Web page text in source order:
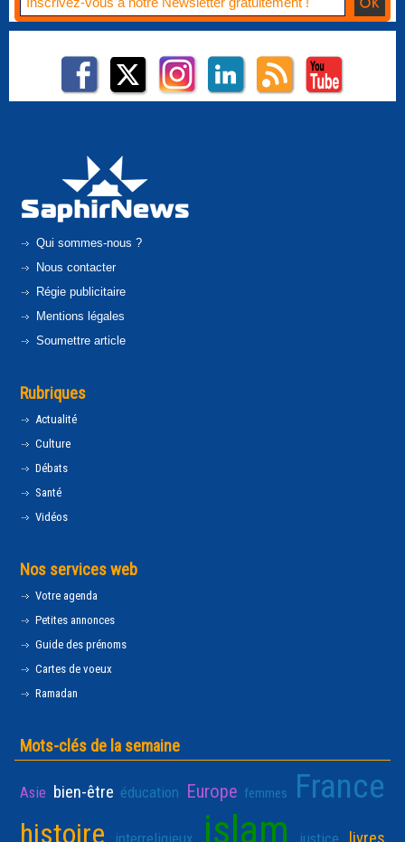
Qui sommes-nous ?
Nous contacter
Régie publicitaire
Mentions légales
Soumettre article
Rubriques
Actualité
Culture
Débats
Santé
Vidéos
Nos services web
Votre agenda
Petites annonces
Guide des prénoms
Cartes de voeux
Ramadan
Mots-clés de la semaine
Asie bien-être éducation Europe femmes France
histoire interreligieux islam justice